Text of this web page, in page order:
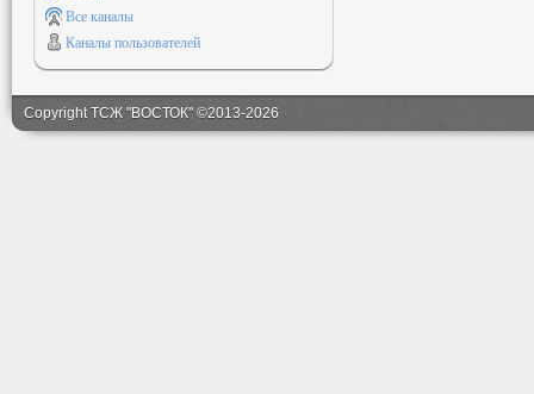
Все каналы
Каналы пользователей
Copyright ТСЖ "ВОСТОК" ©2013-2026